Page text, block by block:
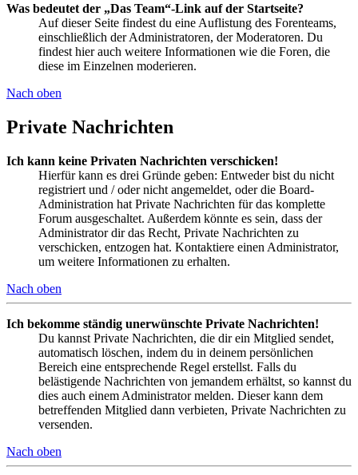
Was bedeutet der „Das Team“-Link auf der Startseite?
Auf dieser Seite findest du eine Auflistung des Forenteams,
einschließlich der Administratoren, der Moderatoren. Du
findest hier auch weitere Informationen wie die Foren, die
diese im Einzelnen moderieren.
Nach oben
Private Nachrichten
Ich kann keine Privaten Nachrichten verschicken!
Hierfür kann es drei Gründe geben: Entweder bist du nicht
registriert und / oder nicht angemeldet, oder die Board-
Administration hat Private Nachrichten für das komplette
Forum ausgeschaltet. Außerdem könnte es sein, dass der
Administrator dir das Recht, Private Nachrichten zu
verschicken, entzogen hat. Kontaktiere einen Administrator,
um weitere Informationen zu erhalten.
Nach oben
Ich bekomme ständig unerwünschte Private Nachrichten!
Du kannst Private Nachrichten, die dir ein Mitglied sendet,
automatisch löschen, indem du in deinem persönlichen
Bereich eine entsprechende Regel erstellst. Falls du
belästigende Nachrichten von jemandem erhältst, so kannst du
dies auch einem Administrator melden. Dieser kann dem
betreffenden Mitglied dann verbieten, Private Nachrichten zu
versenden.
Nach oben